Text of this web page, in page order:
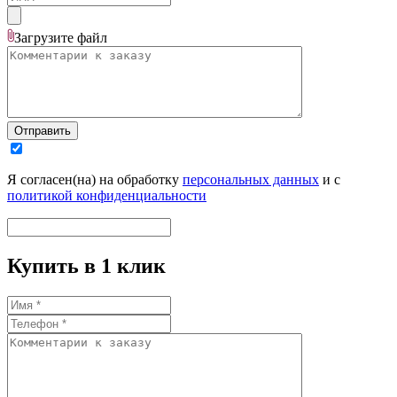
Загрузите файл
Отправить
Я согласен(на) на обработку персональных данных и с
политикой конфиденциальности
Купить в 1 клик